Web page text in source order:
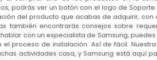
podrás ver un botón con el logo de
del producto que acabas de adquirir,
también encontrarás consejos sobre
con un especialista de Samsung,
el proceso de instalación. Así de fácil.
actividades casa, y Samsung está aquí